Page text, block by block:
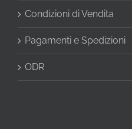
Condizioni di Vendita
Pagamenti e Spedizioni
ODR